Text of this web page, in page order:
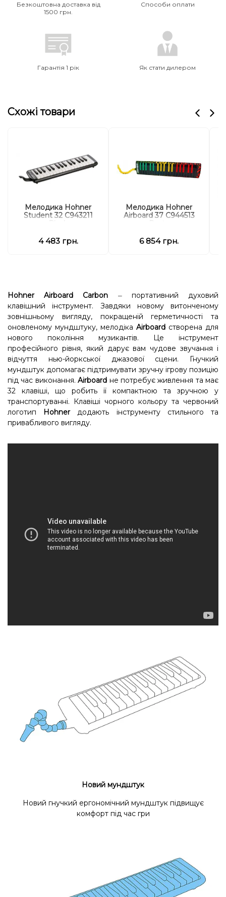
Безкоштовна доставка від
1500 грн.
Способи оплати
Гарантія 1 рік Як стати дилером
Схожі товари
Мелодика Hohner
Student 32 C943211
4 483 грн.
Мелодика Hohner
Airboard 37 C944513
6 854 грн.
Hohner Airboard Carbon –портативний духовий
клавішний інструмент. Завдяки новому витонченому
зовнішньому вигляду, покращеній герметичності та
оновленому мундштуку, мелодіка Airboard створена для
нового покоління музикантів. Це інструмент
професійного рівня, який дарує вам чудове звучання і
відчуття нью-йоркської джазової сцени. Гнучкий
мундштук допомагає підтримувати зручну ігрову позицію
під час виконання.Airboard не потребує живлення та має
32 клавіші, що робить її компактною та зручною у
транспортуванні. Клавіші чорного кольору та червоний
логотип Hohner додають інструменту стильного та
привабливого вигляду.
Новий мундштук
Новий гнучкий ергономічний мундштук підвищує
комфорт під час гри